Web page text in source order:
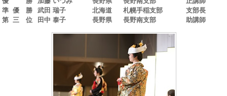
準 優 勝
武田 瑞子 北海道 札幌手稲支部
支部長
第 三 位
田中 泰子 長野県 長野南支部 助講師